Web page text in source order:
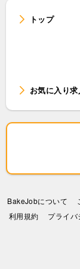
トップ
お気に入り求
BakeJobについて
利⽤規約
プライバ